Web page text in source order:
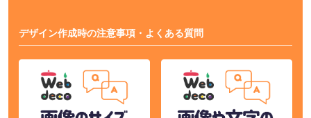
デザイン作成時の注意事項・よくある質問